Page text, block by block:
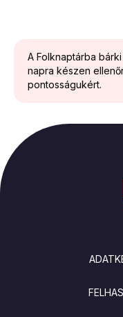
A Folknaptárba
napra készen
pontosságukért.